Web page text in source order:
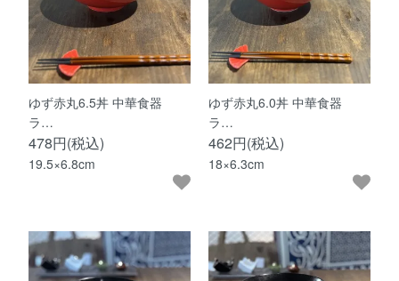
ゆず赤丸6.5丼 中華食器
ラ…
478円(税込)
19.5×6.8cm
ゆず赤丸6.0丼 中華食器
ラ…
462円(税込)
18×6.3cm